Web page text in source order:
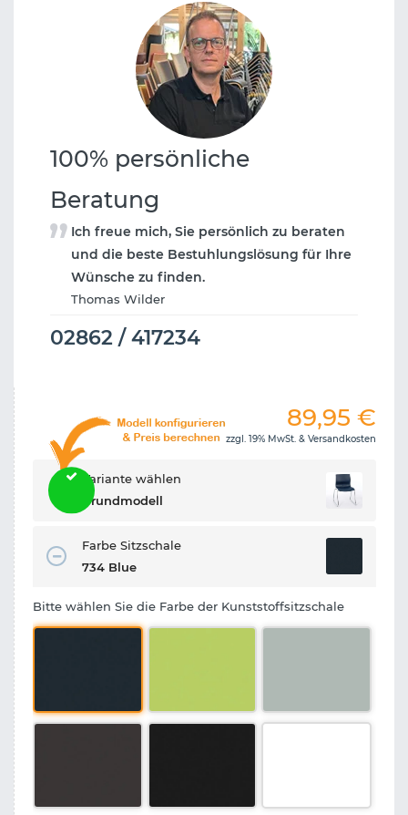
100% persönliche
Beratung
Ich freue mich, Sie persönlich zu beraten
und die beste Bestuhlungslösung für Ihre
Wünsche zu finden.
Thomas Wilder
02862 / 417234
89,95 €
zzgl. 19% MwSt. & Versandkosten
Variante wählen
Grundmodell
Farbe Sitzschale
734 Blue
Bitte wählen Sie die Farbe der Kunststoffsitzschale